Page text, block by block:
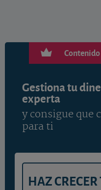
Contenido
Gestiona tu
experta
y consigue que
para ti
HAZ